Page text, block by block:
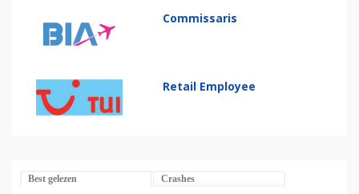
Commissaris
Retail Employee
Best gelezen Crashes